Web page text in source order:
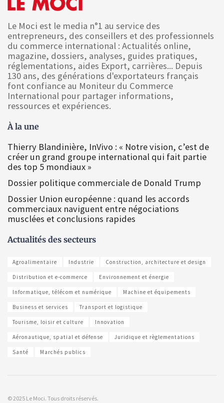
Le Moci est le media n°1 au service des
entrepreneurs, des conseillers et des professionnels
du commerce international : Actualités online,
magazine, dossiers, analyses, guides pratiques,
réglementations, aides Export, carrières... Depuis
130 ans, des générations d'exportateurs français
font confiance au Moniteur du Commerce
International pour partager informations,
ressources et expériences.
À la une
Thierry Blandinière, InVivo : « Notre vision, c’est de
créer un grand groupe international qui fait partie
des top 5 mondiaux »
Dossier politique commerciale de Donald Trump
Dossier Union européenne : quand les accords
commerciaux naviguent entre négociations
musclées et conclusions rapides
Actualités des secteurs
Agroalimentaire Industrie Construction, architecture et design
Distribution et e-commerce Environnement et énergie
Informatique, télécom et numérique Machine et équipements
Business et services Transport et logistique
Tourisme, loisir et culture Innovation
Aéronautique, spatial et défense Juridique et règlementations
Santé Marchés publics
© 2025 Le Moci. Tous droits réservés.